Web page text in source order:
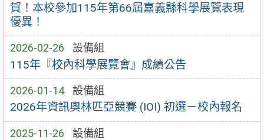
賀！本校參加115年第66屆嘉義縣科學展覽表現
優異！
2026-02-26 設備組
115年『校內科學展覽會』成績公告
2026-01-14 設備組
2026年資訊奧林匹亞競賽 (IOI) 初選－校內報名
2025-11-26 設備組